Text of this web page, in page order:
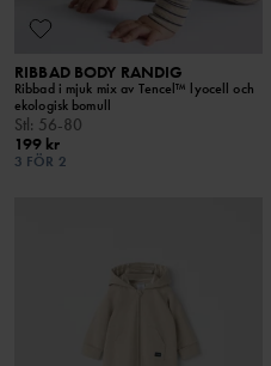
RIBBAD BODY RANDIG
Ribbad i mjuk mix av Tencel™ lyocell och
ekologisk bomull
Stl: 56-80
199 kr
3 FÖR 2